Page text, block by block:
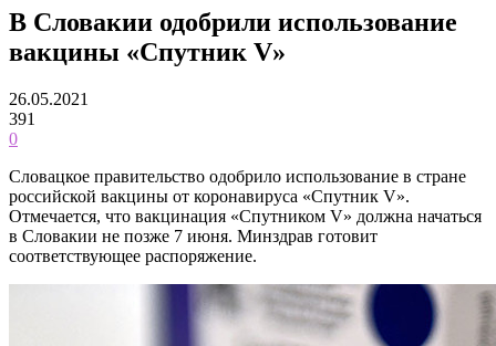
В Словакии одобрили использование
вакцины «Спутник V»
26.05.2021
391
0
Словацкое правительство одобрило использование в стране
российской вакцины от коронавируса «Спутник V».
Отмечается, что вакцинация «Спутником V» должна начаться
в Словакии не позже 7 июня. Минздрав готовит
соответствующее распоряжение.